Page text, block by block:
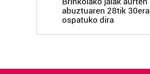
abuztuaren 28tik 30era
ospatuko dira